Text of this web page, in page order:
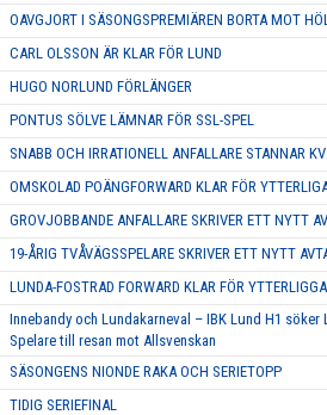
OAVGJORT I SÄSONGSPREMIÄREN BORTA MOT
CARL OLSSON ÄR KLAR FÖR LUND
HUGO NORLUND FÖRLÄNGER
PONTUS SÖLVE LÄMNAR FÖR SSL-SPEL
SNABB OCH IRRATIONELL ANFALLARE STANNAR
OMSKOLAD POÄNGFORWARD KLAR FÖR
GROVJOBBANDE ANFALLARE SKRIVER ETT NYTT
19-ÅRIG TVÅVÄGSSPELARE SKRIVER ETT NYTT
LUNDA-FOSTRAD FORWARD KLAR FÖR
Innebandy och Lundakarneval – IBK Lund H1 söker
Spelare till resan mot Allsvenskan
SÄSONGENS NIONDE RAKA OCH SERIETOPP
TIDIG SERIEFINAL